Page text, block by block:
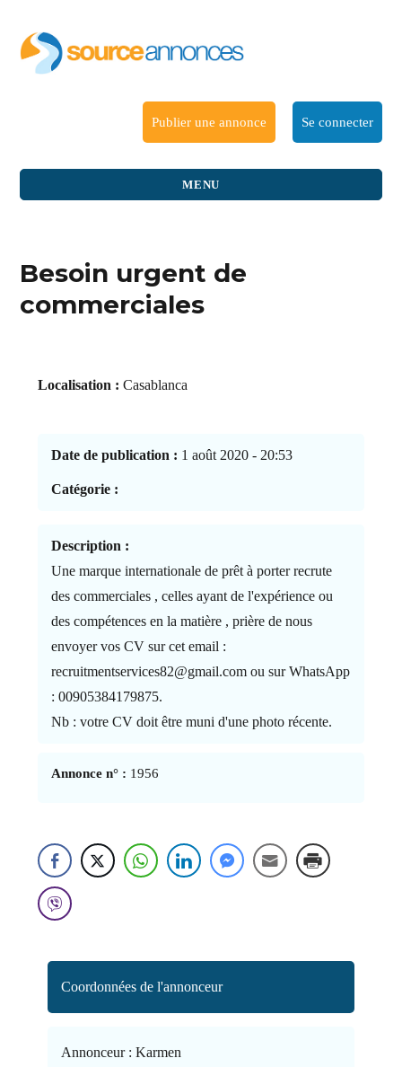
Publier une annonce Se connecter
MENU
Besoin urgent de
commerciales
Localisation : Casablanca
Date de publication : 1 août 2020 - 20:53
Catégorie :
Description :
Une marque internationale de prêt à porter recrute
des commerciales , celles ayant de l'expérience ou
des compétences en la matière , prière de nous
envoyer vos CV sur cet email :
recruitmentservices82@gmail.com ou sur WhatsApp
: 00905384179875.
Nb : votre CV doit être muni d'une photo récente.
Annonce n° : 1956
Coordonnées de l'annonceur
Annonceur : Karmen